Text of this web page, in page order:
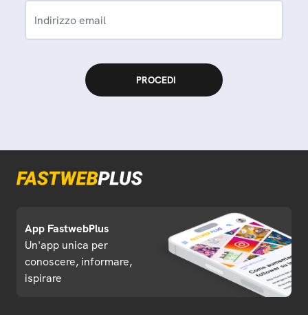
Indirizzo email
App FastwebPlus
Un'app unica per
conoscere, informare,
ispirare